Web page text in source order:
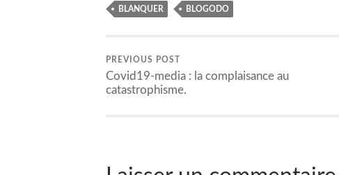
BLANQUER BLOGODO
PREVIOUS POST
Covid19-media : la complaisance au
catastrophisme.